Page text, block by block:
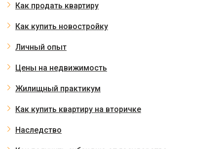
Как продать квартиру
Как купить новостройку
Личный опыт
Цены на недвижимость
Жилищный практикум
Как купить квартиру на вторичке
Наследство